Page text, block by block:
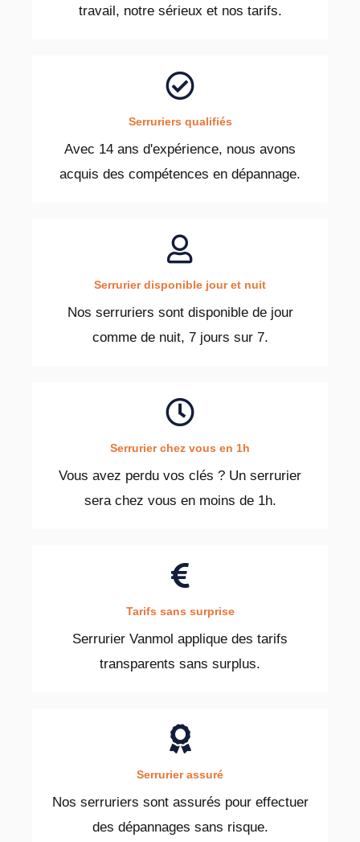
travail, notre sérieux et nos tarifs.
Serruriers qualifiés
Avec 14 ans d'expérience, nous avons
acquis des compétences en dépannage.
Serrurier disponible jour et nuit
Nos serruriers sont disponible de jour
comme de nuit, 7 jours sur 7.
Serrurier chez vous en 1h
Vous avez perdu vos clés ? Un serrurier
sera chez vous en moins de 1h.
Tarifs sans surprise
Serrurier Vanmol applique des tarifs
transparents sans surplus.
Serrurier assuré
Nos serruriers sont assurés pour effectuer
des dépannages sans risque.